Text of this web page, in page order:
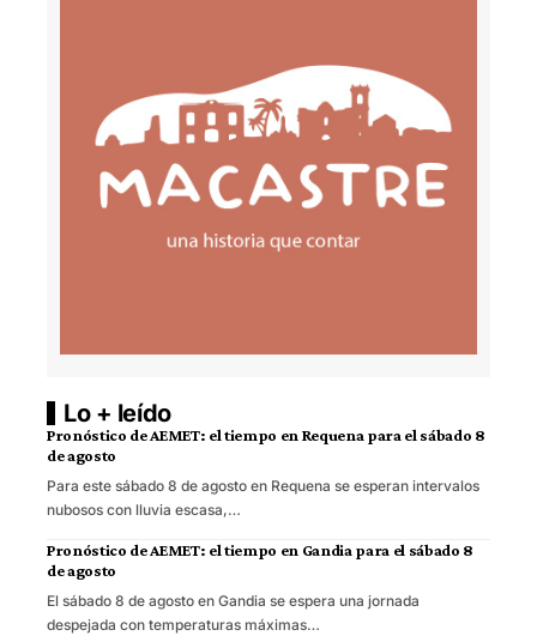
Lo + leído
Pronóstico de AEMET: el tiempo en Requena para el sábado 8
de agosto
Para este sábado 8 de agosto en Requena se esperan intervalos
nubosos con lluvia escasa,…
Pronóstico de AEMET: el tiempo en Gandia para el sábado 8
de agosto
El sábado 8 de agosto en Gandia se espera una jornada
despejada con temperaturas máximas…